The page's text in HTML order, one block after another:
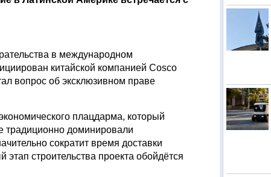
в международном
китайской компанией Cosco
вопрос об эксклюзивном праве
плацдарма, который
традиционно доминировали
сократит время доставки
строительства проекта обойдётся